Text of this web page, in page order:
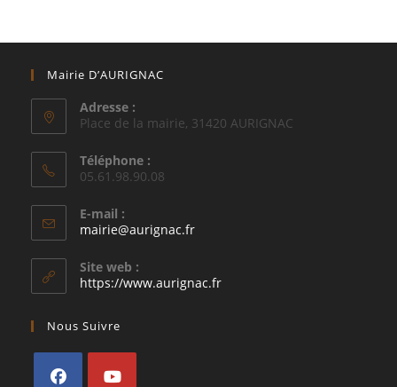
Mairie D’AURIGNAC
Adresse :
Place de la mairie, 31420 AURIGNAC
Téléphone :
05.61.98.90.08
E-mail :
mairie@aurignac.frS’ouvre
application
Site web :
https://www.aurignac.fr
Nous Suivre